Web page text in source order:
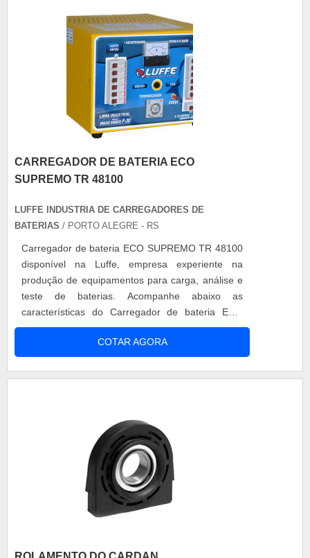
CARREGADOR DE BATERIA ECO
SUPREMO TR 48100
LUFFE INDUSTRIA DE CARREGADORES DE
BATERIAS / PORTO ALEGRE - RS
Carregador de bateria ECO SUPREMO TR 48100
disponível na Luffe, empresa experiente na
produção de equipamentos para carga, análise e
teste de baterias. Acompanhe abaixo as
características do Carregador de bateria ECO
SUPREMO TR 48100: O ECO SUPREMO e suas
vantagens: Possui sistema de carga e
equalização automático. Controle de corrente
COTAR AGORA